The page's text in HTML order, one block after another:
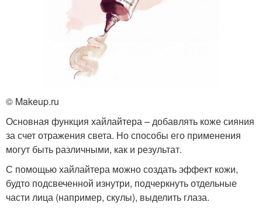
© Makeup.ru
Основная функция хайлайтера – добавлять коже сияния
за счет отражения света. Но способы его применения
могут быть различными, как и результат.
С помощью хайлайтера можно создать эффект кожи,
будто подсвеченной изнутри, подчеркнуть отдельные
части лица (например, скулы), выделить глаза.